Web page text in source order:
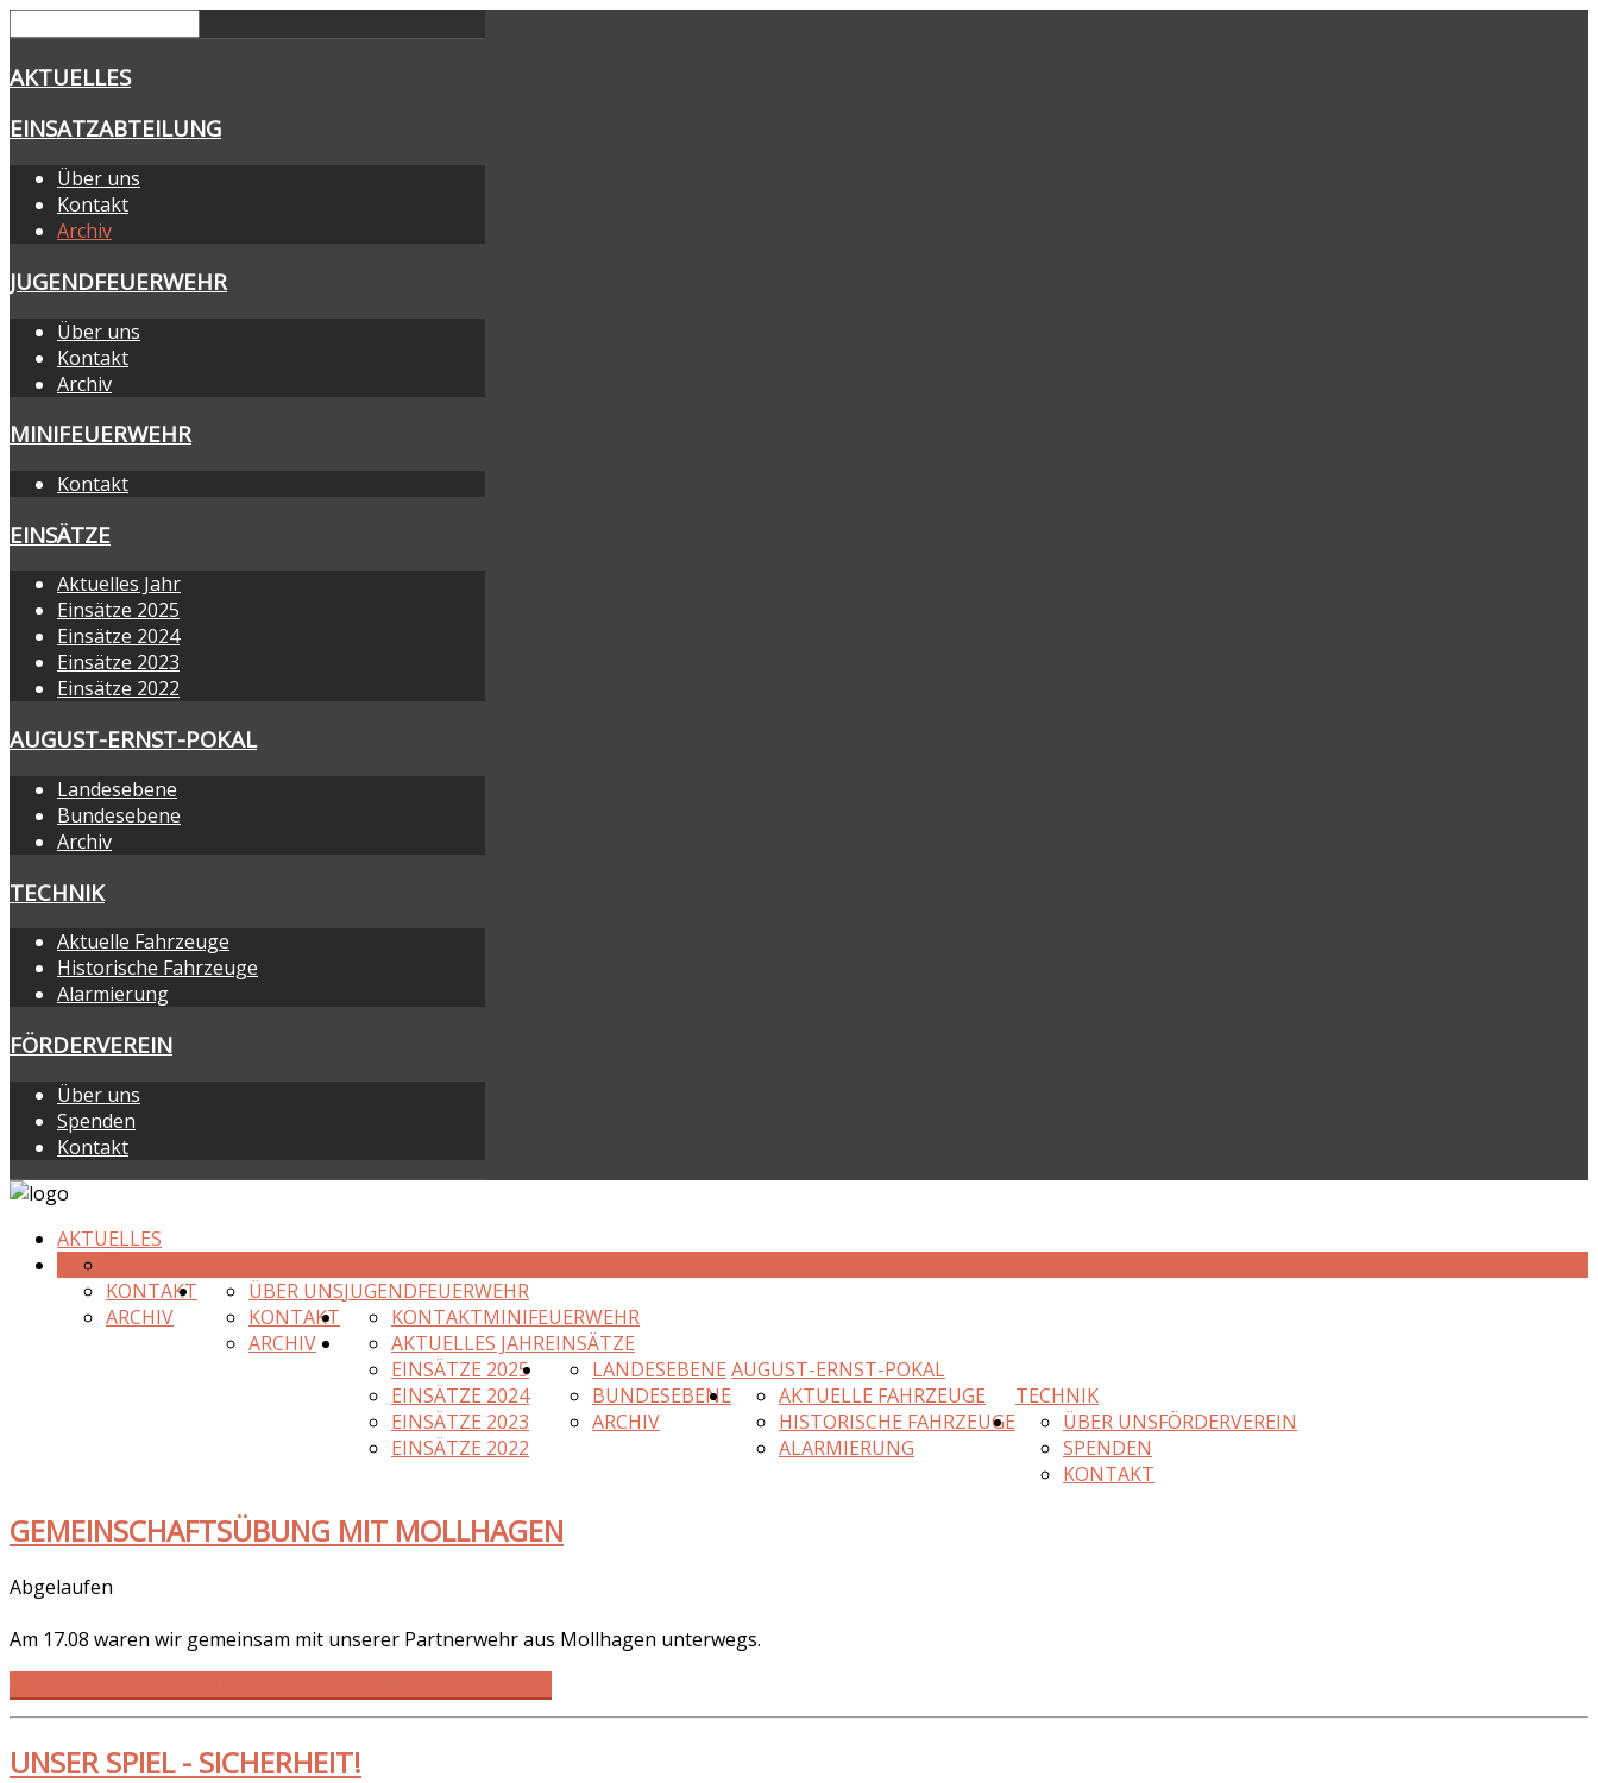
AKTUELLES
EINSATZABTEILUNG
Über uns
Kontakt
Archiv
JUGENDFEUERWEHR
Über uns
Kontakt
Archiv
MINIFEUERWEHR
Kontakt
EINSÄTZE
Aktuelles Jahr
Einsätze 2025
Einsätze 2024
Einsätze 2023
Einsätze 2022
AUGUST-ERNST-POKAL
Landesebene
Bundesebene
Archiv
TECHNIK
Aktuelle Fahrzeuge
Historische Fahrzeuge
Alarmierung
FÖRDERVEREIN
Über uns
Spenden
Kontakt
AKTUELLES
KONTAKT
ARCHIV
JUGENDFEUERWEHR
ÜBER UNS
KONTAKT
ARCHIV
MINIFEUERWEHR
KONTAKT
EINSÄTZE
AKTUELLES JAHR
EINSÄTZE 2025
EINSÄTZE 2024
EINSÄTZE 2023
EINSÄTZE 2022
AUGUST-ERNST-POKAL
LANDESEBENE
BUNDESEBENE
ARCHIV
TECHNIK
AKTUELLE FAHRZEUGE
HISTORISCHE FAHRZEUGE
ALARMIERUNG
FÖRDERVEREIN
ÜBER UNS
SPENDEN
KONTAKT
GEMEINSCHAFTSÜBUNG MIT MOLLHAGEN
Abgelaufen
Am 17.08 waren wir gemeinsam mit unserer Partnerwehr aus Mollhagen unterwegs.
UNSER SPIEL - SICHERHEIT!